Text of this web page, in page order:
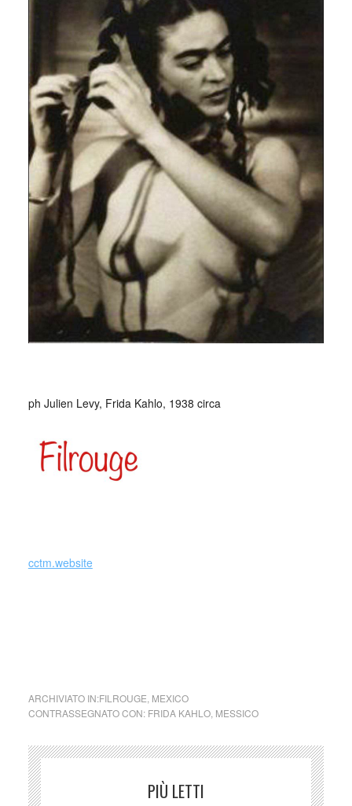
ph Julien Levy, Frida Kahlo, 1938 circa
cctm.website
ARCHIVIATO IN:FILROUGE MEXICO
CONTRASSEGNATO CON: FRIDA KAHLO, MESSICO
PIÙ LETTI